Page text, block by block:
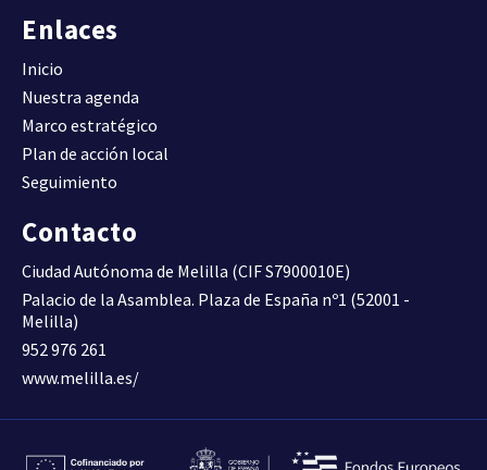
D09
Superficie construida total
por superficie de suelo
(m2t/m2s)
D10A
Superficie construida de uso
suelo (m2t/m2s)
COMPACIDAD RESIDENCIAL
Superficie construida de uso
residencial respecto al total
Enlaces
Inicio
Nuestra agenda
Marco estratégico
Plan de acción local
Seguimiento
Contacto
Ciudad Autónoma de Melilla (CIF S7900010E)
Palacio de la Asamblea. Plaza de España nº1 (52001 -
Melilla)
952 976 261
www.melilla.es/